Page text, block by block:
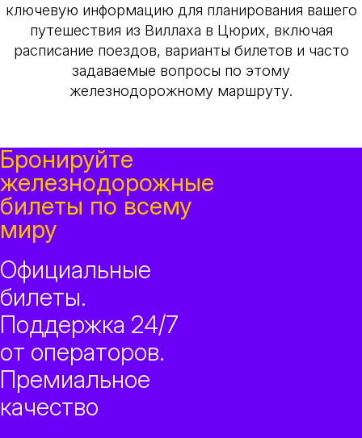
ключевую информацию для планирования вашего
путешествия из Виллаха в Цюрих, включая
расписание поездов, варианты билетов и часто
задаваемые вопросы по этому
железнодорожному маршруту.
Бронируйте
железнодорожные
билеты по всему
миру
Официальные
билеты.
Поддержка 24/7
от операторов.
Премиальное
качество